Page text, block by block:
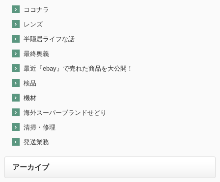
ココナラ
レンズ
半隠居ライフな話
最終奥義
最近『ebay』で売れた商品を大公開！
検品
機材
海外スーパーブランドせどり
清掃・修理
発送業務
アーカイブ